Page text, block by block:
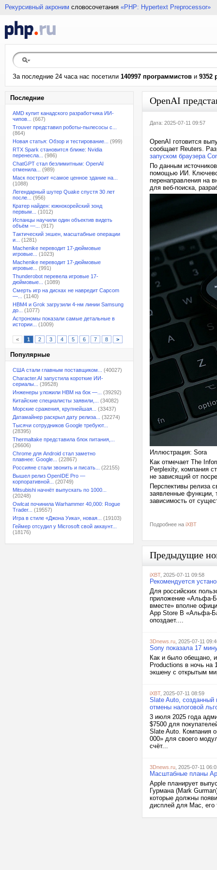
Рекурсивный акроним словосочетания «PHP: Hypertext Preprocessor»
За последние 24 часа нас посетили 140997 программистов и 9352
Последние
AMD купит канадского разработчика ИИ-
чипов...
(667)
Trouver представил роботы-пылесосы с...
(864)
Новая статья: Обзор и тестирование...
(999)
RTX Spark становится ближе: Nvidia
перенесла...
(986)
ChatGPT стал безлимитным: OpenAI
отменила...
(989)
Маск построит «самое ценное здание на...
(1088)
Легендарный шутер Quake спустя 30 лет
после...
(956)
Кратер найден: южнокорейский зонд
первым...
(1012)
Испанцы научили один объектив видеть
объём —...
(917)
Тактический экшен, масштабные операции
и...
(1281)
Machenike переводит 17-дюймовые
игровые...
(1023)
Machenike переводит 17-дюймовые
игровые...
(991)
Thunderobot перевела игровые 17-
дюймовые...
(1089)
Смерть игр на дисках не навредит Capcom
—...
(1140)
HBM4 и Grok загрузили 4-нм линии Samsung
до...
(1077)
Астрономы показали самые детальные в
истории...
(1009)
< 1 2 3 4 5 6 7 8 >
Популярные
США стали главным поставщиком...
(40027)
Character.AI запустила короткие ИИ-
сериалы...
(39528)
Инженеры уложили HBM на бок —...
(39292)
Китайские специалисты заявили,...
(34082)
Морские сражения, крупнейшая...
(33437)
Датамайнер раскрыл дату релиза...
(32274)
Тысячи сотрудников Google требуют...
(28395)
Thermaltake представила блок питания,...
(26606)
Chrome для Android стал заметно
плавнее: Google...
(22867)
Россияне стали звонить и писать...
(22155)
Вышел релиз OpenIDE Pro —
корпоративной...
(20749)
Mitsubishi начнёт выпускать по 1000...
(20248)
Owlcat починила Warhammer 40,000: Rogue
Trader...
(19557)
Игра в стиле «Джона Уика», новая...
(19103)
Геймер отсудил у Microsoft свой аккаунт...
(18176)
OpenAI
Дата: 2025-07-11 09:57
OpenAI готовится
сообщает Reuters.
запуском браузера
По данным
помощью ИИ.
перенаправления на
для веб-поиска,
Иллюстрация: Sora
Как отмечает The
Perplexity, компания
не зависящий от
Перспективы релиза
заявленные функции,
зависимость от
Подробнее на iXBT
Предыдущие
iXBT, 2025-07-11 09:58
Рекомендуется
Для российских
приложение «Альфа-
вместе» вполне
App Store В «Альфа-
опоздает....
3Dnews.ru , 2025-07-11
Sony показала 17
Как и было обещано,
Productions в ночь
экшену с открытым
iXBT, 2025-07-11 08:59
Slate Auto, созданный
отмены налоговой
3 июля 2025 года
$7500 для
Slate Auto. Компания
000» для своего
счёт...
3Dnews.ru , 2025-07-11
Масштабные планы
Apple планирует
Гурмана (Mark
которые должны
дисплей для Mac,